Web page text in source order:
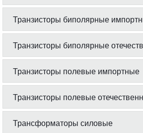
Транзисторы биполярные
Транзисторы биполярные
Транзисторы полевые импортные
Транзисторы полевые
Трансформаторы силовые